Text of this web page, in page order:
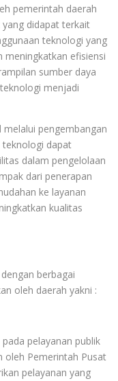
pemerintah daerah
didapat terkait
teknologi yang
meningkatkan efisiensi
sumber daya
menjadi
pengembangan
teknologi dapat
dalam pengelolaan
dari penerapan
ke layanan
kualitas
berbagai
oleh daerah yakni :
pelayanan publik
oleh Pemerintah Pusat
pelayanan yang